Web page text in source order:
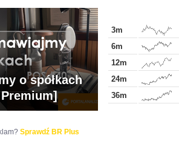
3m
6m
12m
24m
36m
o spółkach
Sprawdź BR Plus